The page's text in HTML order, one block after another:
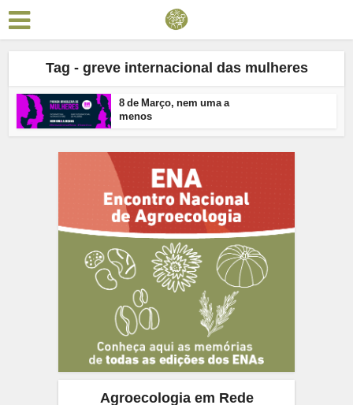
Tag - greve internacional das mulheres
8 de Março, nem uma a
menos
Agroecologia em Rede